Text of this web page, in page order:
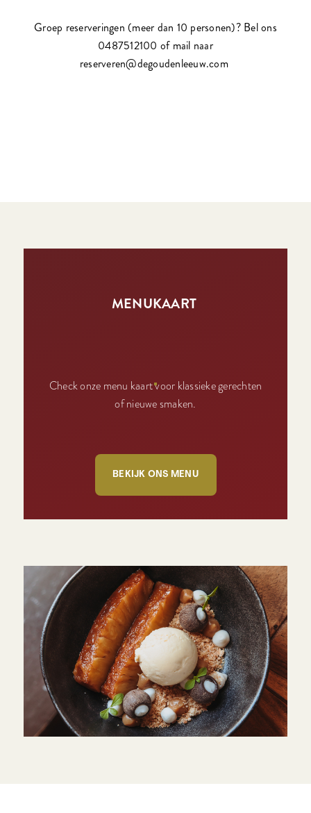
Groep reserveringen (meer dan 10 personen)? Bel ons
0487512100 of mail naar
reserveren@degoudenleeuw.com
MENUKAART
Check onze menu kaart voor klassieke gerechten
of nieuwe smaken.
BEKIJK ONS MENU